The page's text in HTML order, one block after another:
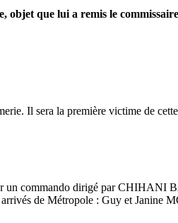
que lui a remis le
Il sera la première victime de
un commando dirigé par
de Métropole : Guy et Janine